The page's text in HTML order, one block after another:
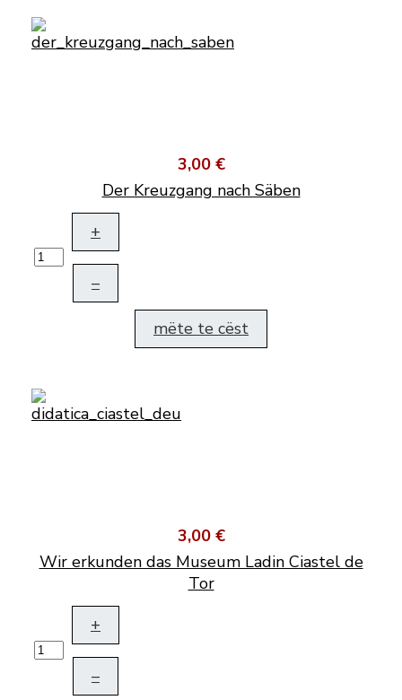
3,00 €
Der Kreuzgang nach Säben
+
–
mëte te cëst
3,00 €
Wir erkunden das Museum Ladin Ciastel de
Tor
+
–